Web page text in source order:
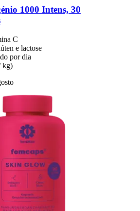
1000 Intens, 30
C
e lactose
por dia
kg)